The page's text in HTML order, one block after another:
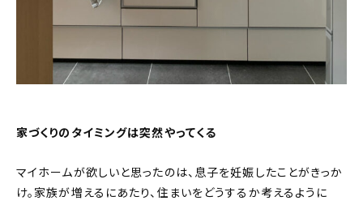
家づくりのタイミングは突然やってくる
マイホームが欲しいと思ったのは、息子を妊娠したことがきっか
け。家族が増えるにあたり、住まいをどうするか考えるように